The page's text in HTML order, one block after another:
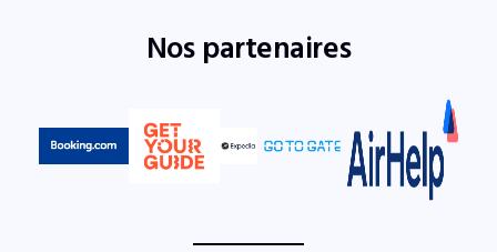
Nos partenaires